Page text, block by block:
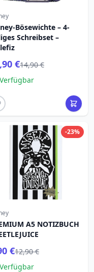
Bösewichte – 4-
Schreibset –
€14,90 €
Verfügbar
-23%
A5 NOTIZBUCH
€12,90 €
Verfügbar